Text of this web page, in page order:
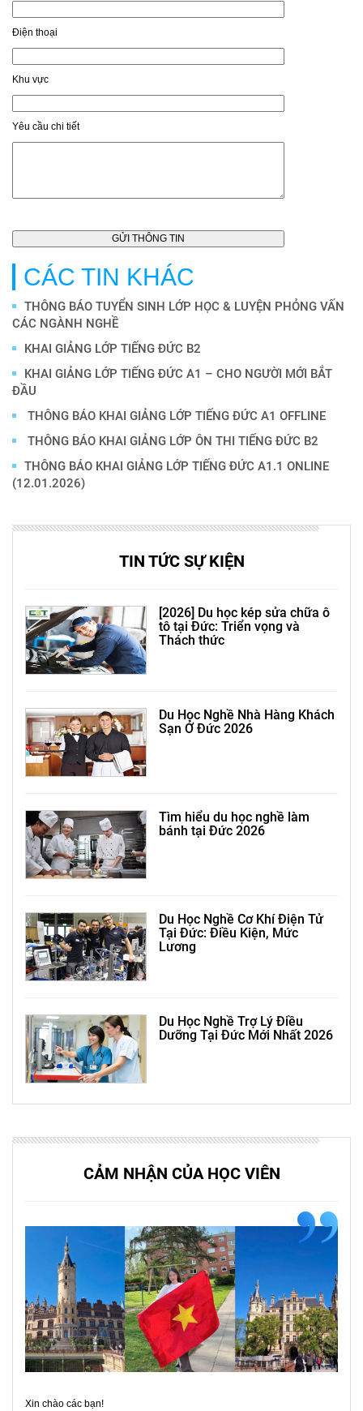
Điện thoại
Khu vực
Yêu cầu chi tiết
CÁC TIN KHÁC
THÔNG BÁO TUYỂN SINH LỚP HỌC & LUYỆN PHỎNG VẤN
CÁC NGÀNH NGHỀ
KHAI GIẢNG LỚP TIẾNG ĐỨC B2
KHAI GIẢNG LỚP TIẾNG ĐỨC A1 – CHO NGƯỜI MỚI BẮT
ĐẦU
THÔNG BÁO KHAI GIẢNG LỚP TIẾNG ĐỨC A1 OFFLINE
THÔNG BÁO KHAI GIẢNG LỚP ÔN THI TIẾNG ĐỨC B2
THÔNG BÁO KHAI GIẢNG LỚP TIẾNG ĐỨC A1.1 ONLINE
(12.01.2026)
TIN TỨC SỰ KIỆN
[2026] Du học kép sửa chữa ô
tô tại Đức: Triển vọng và
Thách thức
Du Học Nghề Nhà Hàng Khách
Sạn Ở Đức 2026
Tìm hiểu du học nghề làm
bánh tại Đức 2026
Du Học Nghề Cơ Khí Điện Tử
Tại Đức: Điều Kiện, Mức
Lương
Du Học Nghề Trợ Lý Điều
Dưỡng Tại Đức Mới Nhất 2026
CẢM NHẬN CỦA HỌC VIÊN
Xin chào các bạn!